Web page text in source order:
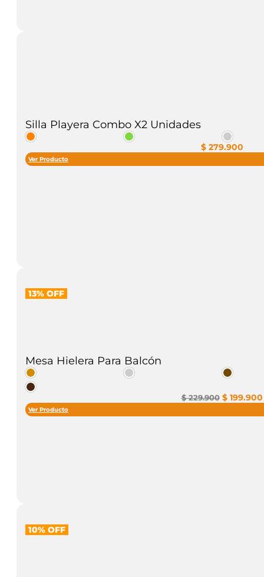
Silla Playera Combo X2 Unidades
$279.900
Ver Producto
13% OFF
Mesa Hielera Para Balcón
$229.900 El
original
$199.900
Ver Producto
10% OFF